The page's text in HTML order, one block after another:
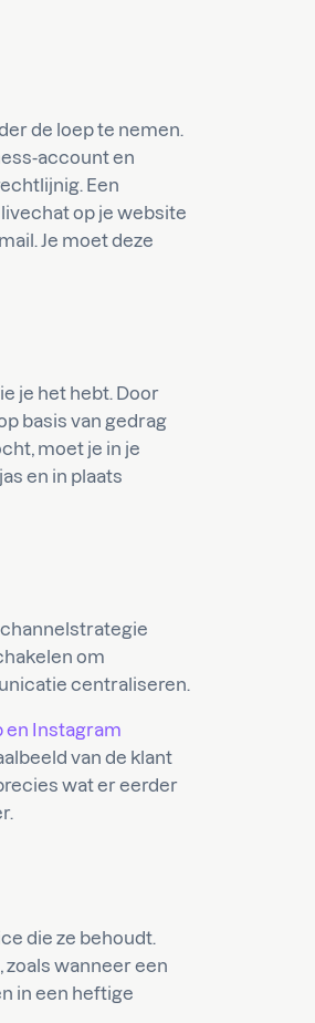
de loep te nemen.
account en
Een
op je website
Je moet deze
je het hebt. Door
basis van gedrag
moet je in je
en in plaats
om
centraliseren.
en Instagram
van de klant
wat er eerder
die ze behoudt.
wanneer een
in een heftige